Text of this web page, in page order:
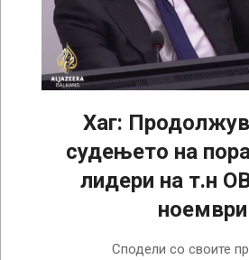
Хаг:
судењето на
лидери на т.н
ноември
Сподели со своите